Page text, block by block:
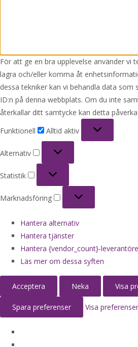
För att ge en bra upplevelse använder vi
lagra och/eller komma åt
dessa tekniker kan vi behandla data som
ID:n på denna webbplats. Om du inte
återkallar ditt samtycke kan detta
Funktionell
Alltid aktiv
Alternativ
Statistik
Marknadsföring
Hantera alternativ
Hantera tjänster
Hantera {vendor_count}-
Läs mer om dessa syften
Acceptera Neka Visa
Spara preferenser Visa preferenser